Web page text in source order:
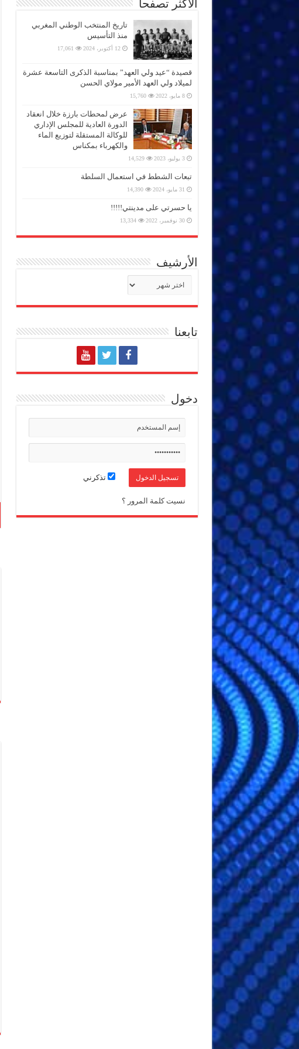
الأكثر تصفحا
تاريخ المنتخب الوطني المغربي
منذ التأسيس
12 أكتوبر، 2024 17,061
قصيدة “عيد ولي العهد” بمناسبة الذكرى التاسعة عشرة
لميلاد ولي العهد الأمير مولاي الحسن
8 مايو، 2022 15,760
عرض لمحطات بارزة خلال انعقاد
الدورة العادية للمجلس الإداري
للوكالة المستقلة لتوزيع الماء
والكهرباء بمكناس
3 يوليو، 2023 14,529
تبعات الشطط في استعمال السلطة
31 مايو، 2024 14,390
يا حسرتي على مدينتي!!!!!
30 نوفمبر، 2022 13,334
الأرشيف
تابعنا
دخول
تذكرني
نسيت كلمة المرور ؟